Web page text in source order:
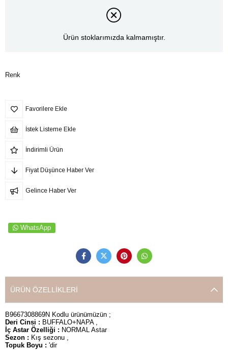
Ürün stoklarımızda kalmamıştır.
Renk
Favorilere Ekle
İstek Listeme Ekle
İndirimli Ürün
Fiyat Düşünce Haber Ver
Gelince Haber Ver
WhatsApp
ÜRÜN ÖZELLIKLERI
B9667308869N Kodlu ürünümüzün ;
Deri Cinsi : BUFFALO+NAPA ,
İç Astar Özelliği : NORMAL Astar
Sezon : Kış sezonu ,
Topuk Boyu : 'dir